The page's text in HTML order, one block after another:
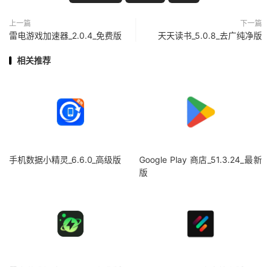
上一篇
雷电游戏加速器_2.0.4_免费版
下一篇
天天读书_5.0.8_去广纯净版
相关推荐
手机数据小精灵_6.6.0_高级版
Google Play 商店_51.3.24_最新
版